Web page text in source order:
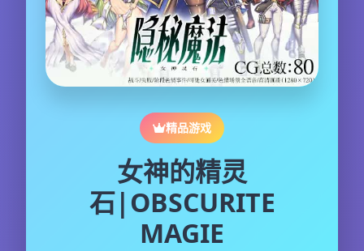
精品游戏
女神的精灵
石|OBSCURITE
MAGIE